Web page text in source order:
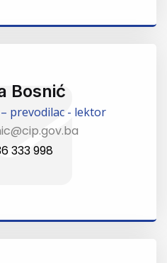
Bosnić
prevodilac - lektor
333 998